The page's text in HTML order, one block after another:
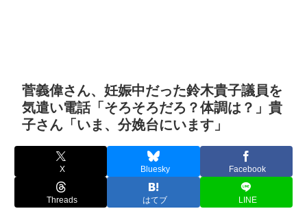
菅義偉さん、妊娠中だった鈴木貴子議員を
気遣い電話「そろそろだろ？体調は？」貴
子さん「いま、分娩台にいます」
X Bluesky Facebook
Threads はてブ LINE